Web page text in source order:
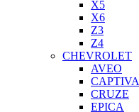
X5
X6
Z3
Z4
CHEVROLET
AVEO
CAPTIVA
CRUZE
EPICA